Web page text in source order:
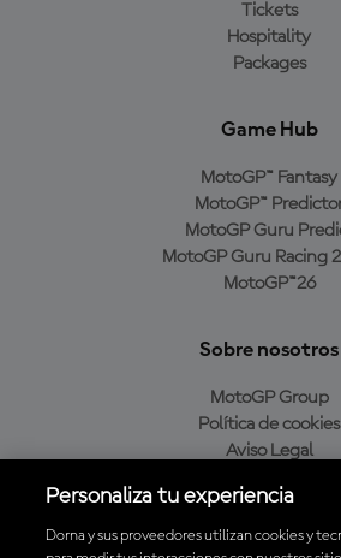
Tickets
Hospitality
Packages
Game Hub
MotoGP™ Fantasy
MotoGP™
MotoGP Guru
MotoGP Guru Racing
MotoGP™26
Sobre nosotros
MotoGP Group
Política de cookies
Aviso Legal
Política de compra
Personaliza tu experiencia
Dorna y sus proveedores utilizan cookies y